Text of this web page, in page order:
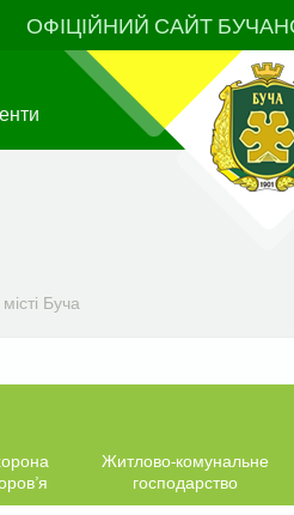
ОФІЦІЙНИЙ САЙТ
Буча
Житлово-комунальне
господарство